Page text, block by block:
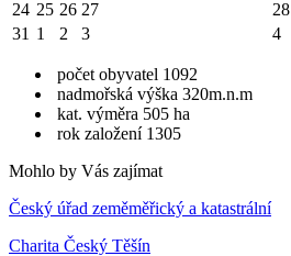
24 25 26 27 28
31 1 2 3 4
počet obyvatel 1092
nadmořská výška 320m.n.m
kat. výměra 505 ha
rok založení 1305
Mohlo by Vás zajímat
Český úřad zeměměřický a katastrální
Charita Český Těšín